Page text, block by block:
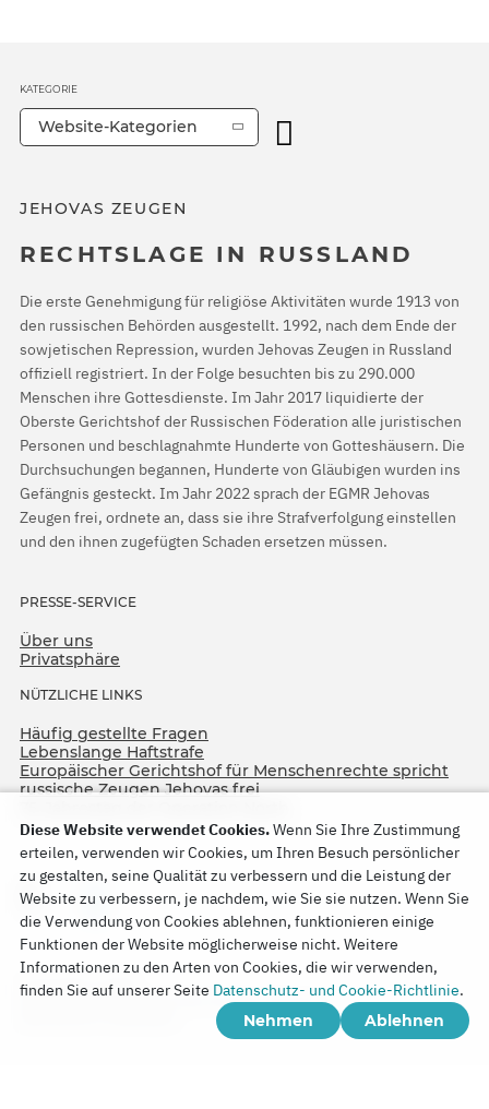
JEHOVAS ZEUGEN
RECHTSLAGE IN RUSSLAND
Die erste Genehmigung für religiöse Aktivitäten wurde 1913 von
den russischen Behörden ausgestellt. 1992, nach dem Ende der
sowjetischen Repression, wurden Jehovas Zeugen in Russland
offiziell registriert. In der Folge besuchten bis zu 290.000
Menschen ihre Gottesdienste. Im Jahr 2017 liquidierte der
Oberste Gerichtshof der Russischen Föderation alle juristischen
Personen und beschlagnahmte Hunderte von Gotteshäusern. Die
Durchsuchungen begannen, Hunderte von Gläubigen wurden ins
Gefängnis gesteckt. Im Jahr 2022 sprach der EGMR Jehovas
Zeugen frei, ordnete an, dass sie ihre Strafverfolgung einstellen
und den ihnen zugefügten Schaden ersetzen müssen.
PRESSE-SERVICE
Über uns
Privatsphäre
NÜTZLICHE LINKS
Häufig gestellte Fragen
Lebenslange Haftstrafe
Europäischer Gerichtshof für Menschenrechte spricht
russische Zeugen Jehovas frei
KATEGORIE
Website-Kategorien
Copyright © 2026
Watch Tower Bible and Tract Society of Korea.
Diese Website verwendet Cookies.Wenn Sie Ihre Zustimmung
erteilen, verwenden wir Cookies, um Ihren Besuch persönlicher
zu gestalten, seine Qualität zu verbessern und die Leistung der
Website zu verbessern, je nachdem, wie Sie sie nutzen. Wenn Sie
die Verwendung von Cookies ablehnen, funktionieren einige
Funktionen der Website möglicherweise nicht. Weitere
Informationen zu den Arten von Cookies, die wir verwenden,
finden Sie auf unserer Seite Datenschutz- und Cookie-Richtlinie.
Nehmen
Ablehnen